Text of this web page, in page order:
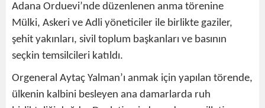
Adana Orduevi’nde düzenlenen anma törenine
Mülki, Askeri ve Adli yöneticiler ile birlikte gaziler,
şehit yakınları, sivil toplum başkanları ve basının
seçkin temsilcileri katıldı.
Orgeneral Aytaç Yalman’ı anmak için yapılan törende,
ülkenin kalbini besleyen ana damarlarda ruh